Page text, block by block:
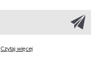
Czytaj więcej